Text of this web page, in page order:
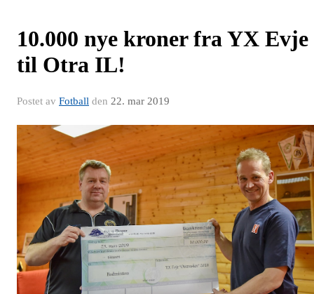
10.000 nye kroner fra YX Evje
til Otra IL!
Postet av Fotball den 22. mar 2019